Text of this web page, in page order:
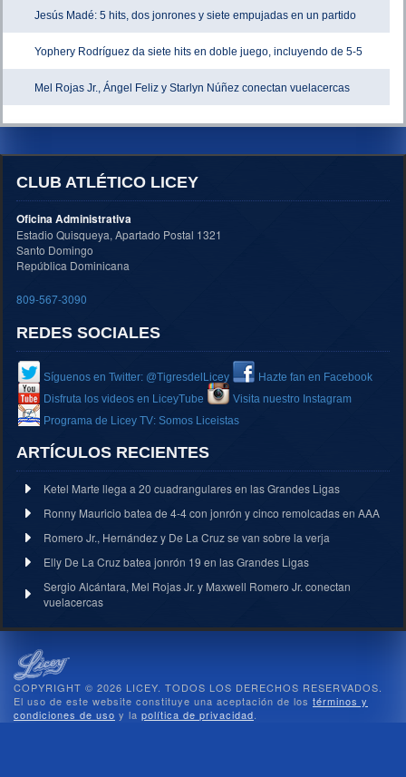
Jesús Madé: 5 hits, dos jonrones y siete empujadas en un partido
Yophery Rodríguez da siete hits en doble juego, incluyendo de 5-5
Mel Rojas Jr., Ángel Feliz y Starlyn Núñez conectan vuelacercas
CLUB ATLÉTICO LICEY
Oficina Administrativa
Estadio Quisqueya, Apartado Postal 1321
Santo Domingo
República Dominicana
809-567-3090
REDES SOCIALES
Síguenos en Twitter: @TigresdelLicey
Hazte fan en Facebook
Disfruta los videos en LiceyTube
Visita nuestro Instagram
Programa de Licey TV: Somos Liceistas
ARTÍCULOS RECIENTES
Ketel Marte llega a 20 cuadrangulares en las Grandes Ligas
Ronny Mauricio batea de 4-4 con jonrón y cinco remolcadas en AAA
Romero Jr., Hernández y De La Cruz se van sobre la verja
Elly De La Cruz batea jonrón 19 en las Grandes Ligas
Sergio Alcántara, Mel Rojas Jr. y Maxwell Romero Jr. conectan
vuelacercas
COPYRIGHT © 2026 LICEY. TODOS LOS DERECHOS RESERVADOS.
El uso de este website constituye una aceptación de los términos y
condiciones de uso y la política de privacidad